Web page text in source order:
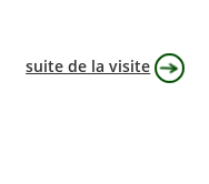
suite de la visite